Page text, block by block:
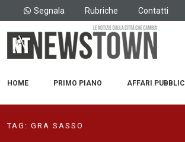
Segnala Rubriche Contatti
HOME PRIMO PIANO AFFARI PUBBLICI
TAG: GRA SASSO